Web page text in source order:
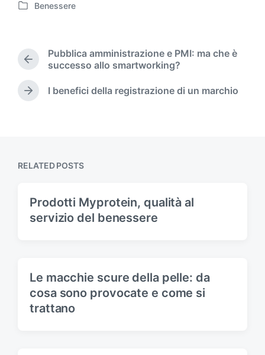
P
e
i
n
Benessere
P
e
v
o
:
Pubblica amministrazione e PMI: ma che è
successo allo smartworking?
N
s
I benefici della registrazione di un marchio
RELATED POSTS
Prodotti Myprotein, qualità al
servizio del benessere
Le macchie scure della pelle: da
cosa sono provocate e come si
trattano